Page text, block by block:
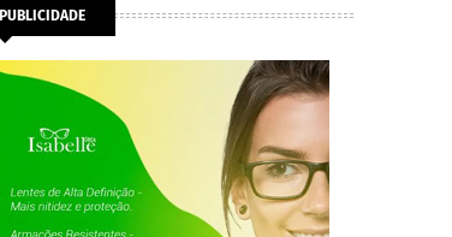
PUBLICIDADE